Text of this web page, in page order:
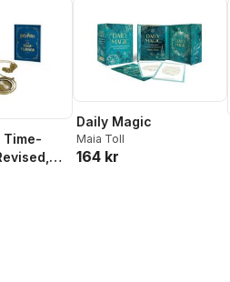
Time-
Daily Magic
Maia Toll
164 kr